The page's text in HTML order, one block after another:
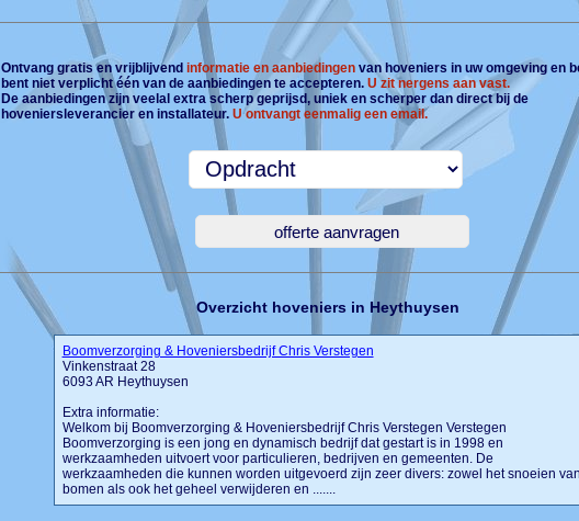
Ontvang gratis en vrijblijvend informatie en aanbiedingenvan hoveniers in uw omgeving en
bent niet verplicht één van de aanbiedingen te accepteren. U zit nergens aan vast.
De aanbiedingen zijn veelal extra scherp geprijsd, uniek en scherper dan direct bij de
hoveniersleverancier en installateur. U ontvangt eenmalig een email.
Overzicht hoveniers in Heythuysen
Boomverzorging & Hoveniersbedrijf Chris Verstegen
Vinkenstraat 28
6093 AR Heythuysen
Extra informatie:
Welkom bij Boomverzorging & Hoveniersbedrijf Chris Verstegen Verstegen
Boomverzorging is een jong en dynamisch bedrijf dat gestart is in 1998 en
werkzaamheden uitvoert voor particulieren, bedrijven en gemeenten. De
werkzaamheden die kunnen worden uitgevoerd zijn zeer divers: zowel het snoeien
bomen als ook het geheel verwijderen en .......